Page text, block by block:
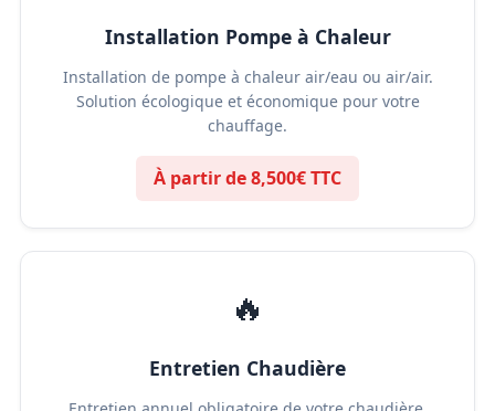
Installation Pompe à Chaleur
Installation de pompe à chaleur air/eau ou air/air.
Solution écologique et économique pour votre
chauffage.
À partir de 8,500€ TTC
🔥
Entretien Chaudière